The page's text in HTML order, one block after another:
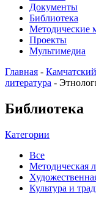
Документы
Библиотека
Методические
Проекты
Мультимедиа
Главная -
литература -
Библиотека
Категории
Все
Методическая
Культура и